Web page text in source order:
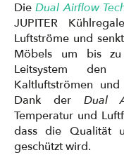
DieDual Airflow
JUPITER
Luftströme und
Möbels um bis
Leitsystem den
Kaltluftströmen
Dank der Dual
Temperatur und
dass die Qualität
geschützt wird.